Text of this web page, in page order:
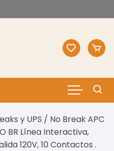
y UPS / No Break APC
BR Línea Interactiva,
120V, 10 Contactos .